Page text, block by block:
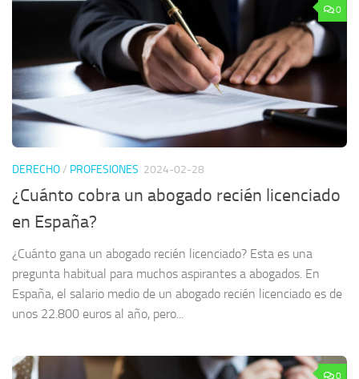
0
DERECHO/ PROFESIONES 2024-02-28
¿Cuánto cobra un abogado recién licenciado
en España?
¿Cuánto gana un abogado recién licenciado? Esta es una
pregunta habitual para muchos aspirantes a abogados. En
España, el salario medio de un abogado recién licenciado es de
unos 22.800 euros al año, pero...
0